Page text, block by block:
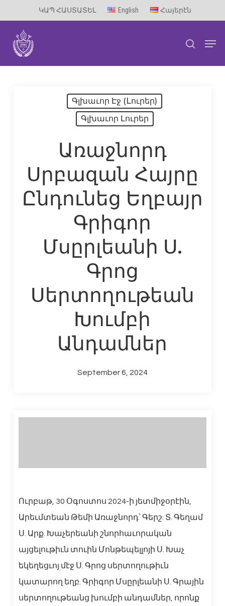
main
content
ԿԱՊ ՀԱՍՏԱՏԵԼ English Հայերէն
search
Գլխաւոր Էջ (Lուրեր)
Գլխաւոր Լուրեր
Առաջնորդ
Սրբազան Հայրը
Ընդունեց Եղբայր
Գրիգոր
Մսըրլեանի Ս.
Գրոց
Սերտողութեան
Խումբի
Անդամներ
September 6, 2024
Ուրբաթ, 30 Օգոստոս 2024-ի յետմիջօրէին,
Արեւմտեան Թեմի Առաջնորդ՝ Գերշ. Տ. Գեղամ
Ս. Արք. Խաչերեանի շնորհաւորական
այցելութիւն տուին Մոնթեպելլոյի Ս. Խաչ
եկեղեցւոյ մէջ Ս. Գրոց սերտողութիւն
կատարող եղբ. Գրիգոր Մսըրլեանի Ս. Գրային
սերտողութեանց խումբի անդամներ, որոնք